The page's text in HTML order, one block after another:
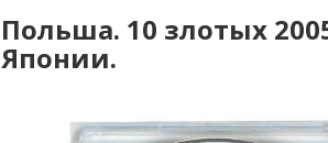
Польша. 10 злотых
Японии.